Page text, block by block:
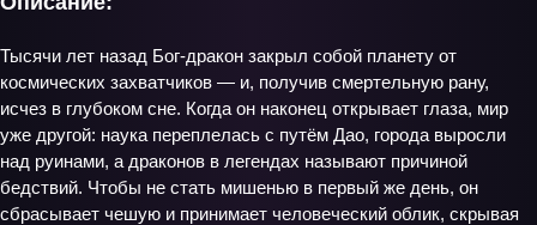
Тысячи лет назад Бог‑дракон закрыл собой планету от
космических захватчиков — и, получив смертельную рану,
исчез в глубоком сне. Когда он наконец открывает глаза, мир
уже другой: наука переплелась с путём Дао, города выросли
над руинами, а драконов в легендах называют причиной
бедствий. Чтобы не стать мишенью в первый же день, он
сбрасывает чешую и принимает человеческий облик, скрывая